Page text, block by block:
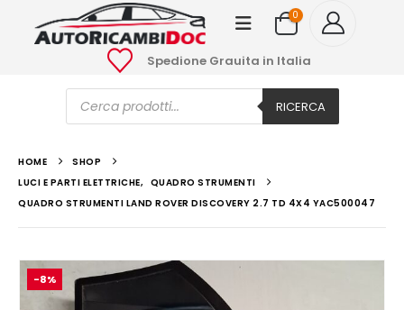
0
Spedione Grauita in Italia
Ricerca
prodotti RICERCA
HOME
SHOP
LUCI E PARTI ELETTRICHE, QUADRO STRUMENTI
QUADRO STRUMENTI LAND ROVER DISCOVERY 2.7 TD 4X4 YAC500047
-8%